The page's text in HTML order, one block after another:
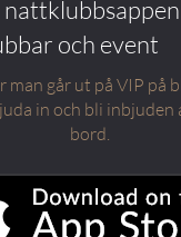
och event
man går ut på VIP på
in och bli inbjuden
bord.